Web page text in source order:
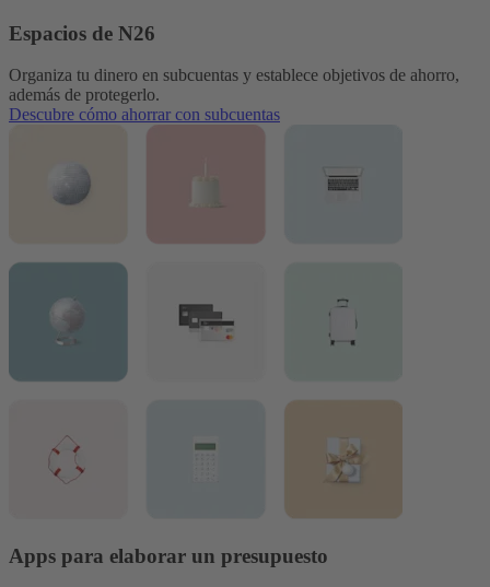
Espacios de N26
Organiza tu dinero en subcuentas y establece objetivos de ahorro,
además de protegerlo.
Descubre cómo ahorrar con subcuentas
Apps para elaborar un presupuesto